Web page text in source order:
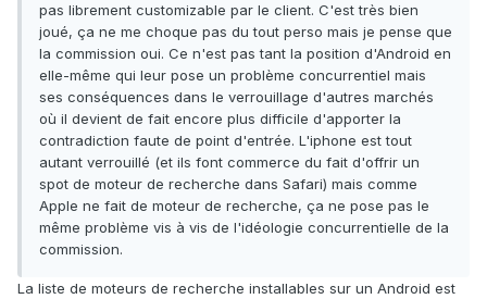
pas librement customizable par le client. C'est très bien
joué, ça ne me choque pas du tout perso mais je pense que
la commission oui. Ce n'est pas tant la position d'Android en
elle-même qui leur pose un problème concurrentiel mais
ses conséquences dans le verrouillage d'autres marchés
où il devient de fait encore plus difficile d'apporter la
contradiction faute de point d'entrée. L'iphone est tout
autant verrouillé (et ils font commerce du fait d'offrir un
spot de moteur de recherche dans Safari) mais comme
Apple ne fait de moteur de recherche, ça ne pose pas le
même problème vis à vis de l'idéologie concurrentielle de la
commission.
La liste de moteurs de recherche installables sur un Android est